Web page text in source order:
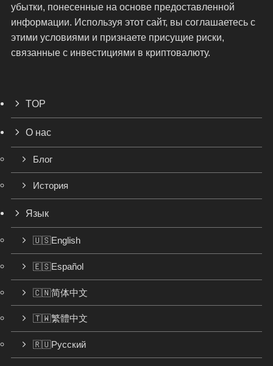
убытки, понесенные на основе предоставленной
информации. Используя этот сайт, вы соглашаетесь с
этими условиями и признаете присущие риски,
связанные с инвестициями в криптовалюту.
TOP
О нас
Блог
История
Язык
🇺🇸English
🇪🇸Español
🇨🇳简体中文
🇹🇼繁體中文
🇷🇺Русский